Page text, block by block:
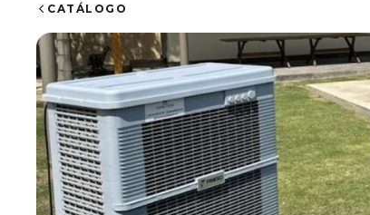
CATÁLOGO